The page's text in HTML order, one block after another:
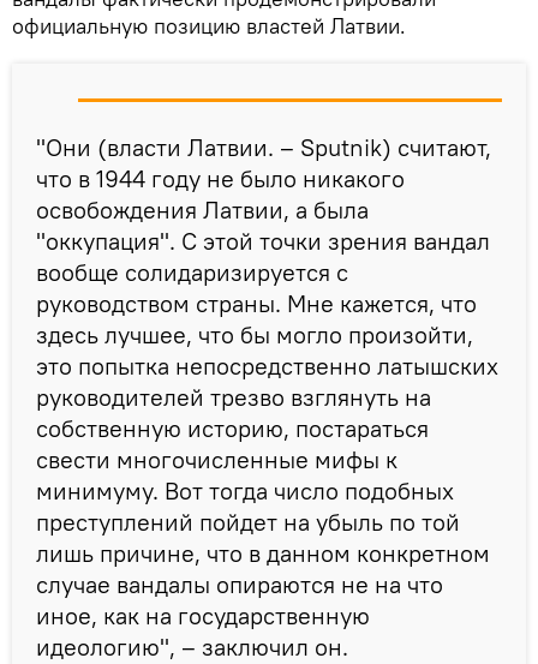
официальную позицию властей Латвии.
"Они (власти Латвии. – Sputnik) считают,
что в 1944 году не было никакого
освобождения Латвии, а была
"оккупация". С этой точки зрения вандал
вообще солидаризируется с
руководством страны. Мне кажется, что
здесь лучшее, что бы могло произойти,
это попытка непосредственно латышских
руководителей трезво взглянуть на
собственную историю, постараться
свести многочисленные мифы к
минимуму. Вот тогда число подобных
преступлений пойдет на убыль по той
лишь причине, что в данном конкретном
случае вандалы опираются не на что
иное, как на государственную
идеологию", – заключил он.